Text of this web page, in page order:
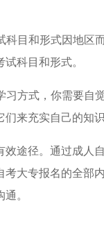
科目和形式因地区
科目和形式。
方式，你需要自
来充实自己的知识
途径。通过成人
大专报名的全部
。